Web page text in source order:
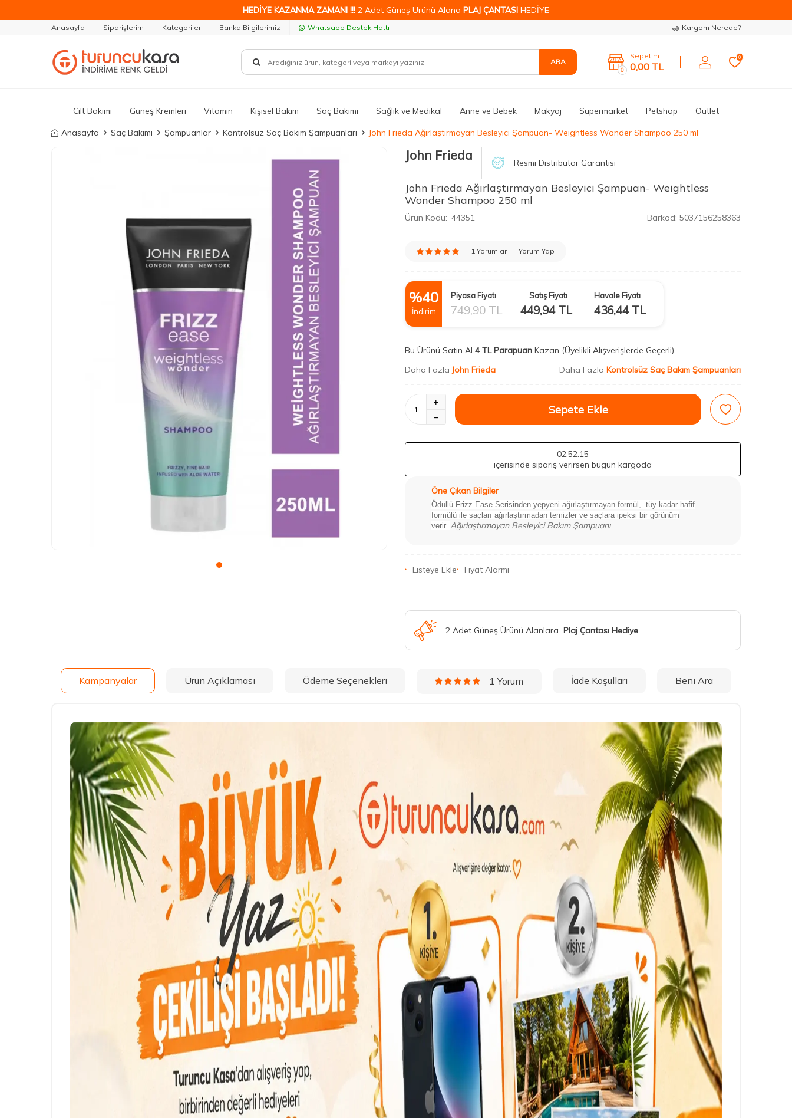
HEDİYE KAZANMA ZAMANI !!! 2 Adet Güneş Ürünü Alana PLAJ ÇANTASI HEDİYE
Anasayfa Siparişlerim Kategoriler Banka Bilgilerimiz Whatsapp Destek Hattı Kargom Nerede?
ARA
0
Sepetim
0,00 TL
0
Cilt Bakımı Güneş Kremleri Vitamin Kişisel Bakım Saç Bakımı Sağlık ve Medikal Anne ve Bebek Makyaj Süpermarket Petshop Outlet
Anasayfa Saç Bakımı Şampuanlar Kontrolsüz Saç Bakım Şampuanları John Frieda Ağırlaştırmayan Besleyici Şampuan- Weightless Wonder Shampoo 250 ml
John Frieda Resmi Distribütör Garantisi
John Frieda Ağırlaştırmayan Besleyici Şampuan- Weightless
Wonder Shampoo 250 ml
Ürün Kodu: 44351 Barkod: 5037156258363
1 Yorumlar Yorum Yap
%40
İndirim
Piyasa Fiyatı
749,90TL
Satış Fiyatı
449,94TL
Havale Fiyatı
436,44TL
Bu Ürünü Satın Al 4 TL Parapuan Kazan (Üyelikli Alışverişlerde Geçerli)
Daha Fazla John Frieda Daha Fazla Kontrolsüz Saç Bakım Şampuanları
Sepete Ekle
02:52:13
içerisinde sipariş verirsen bugün kargoda
Öne Çıkan Bilgiler
Ödüllü Frizz Ease Serisinden yepyeni ağırlaştırmayan formül, tüy kadar hafif
formülü ile saçları ağırlaştırmadan temizler ve saçlara ipeksi bir görünüm
verir. Ağırlaştırmayan Besleyici Bakım Şampuanı
Listeye Ekle Fiyat Alarmı
2 Adet Güneş Ürünü Alanlara Plaj Çantası Hediye
Kampanyalar Ürün Açıklaması Ödeme Seçenekleri 1 Yorum İade Koşulları Beni Ara